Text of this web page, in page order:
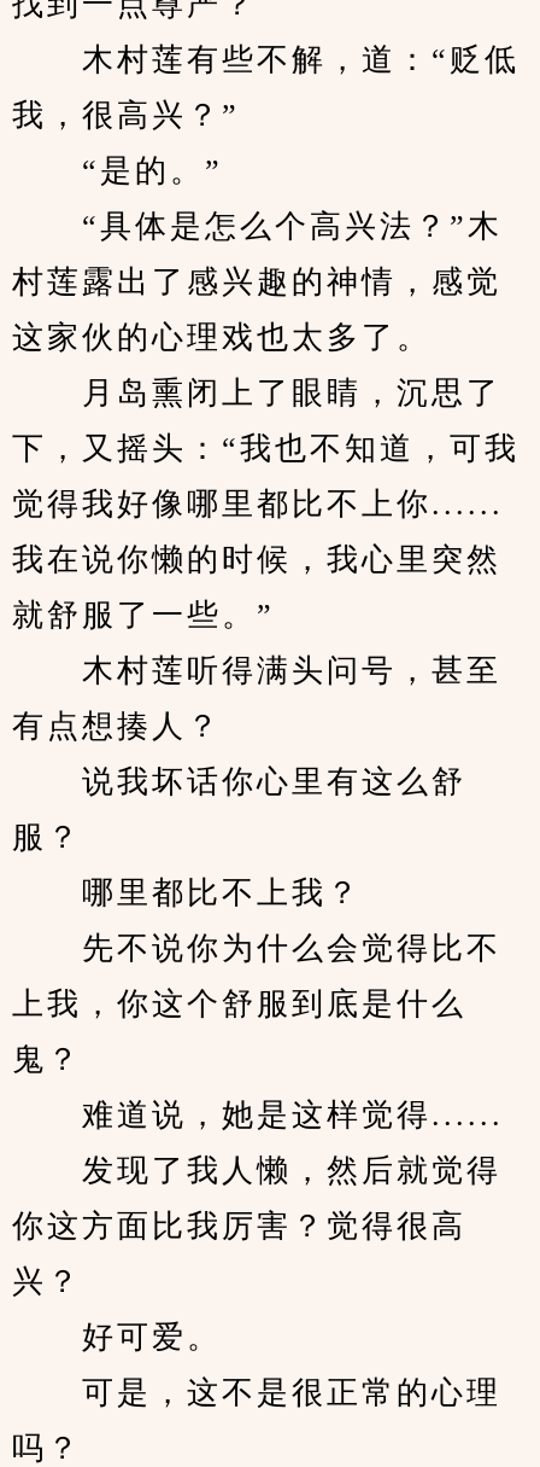
木村莲有些不解，道：“贬低
我，很高兴？”
“是的。”
“具体是怎么个高兴法？”木
村莲露出了感兴趣的神情，感觉
这家伙的心理戏也太多了。
月岛熏闭上了眼睛，沉思了
下，又摇头：“我也不知道，可我
觉得我好像哪里都比不上你......
我在说你懒的时候，我心里突然
就舒服了一些。”
木村莲听得满头问号，甚至
有点想揍人？
说我坏话你心里有这么舒
服？
哪里都比不上我？
先不说你为什么会觉得比不
上我，你这个舒服到底是什么
鬼？
难道说，她是这样觉得......
发现了我人懒，然后就觉得
你这方面比我厉害？觉得很高
兴？
好可爱。
可是，这不是很正常的心理
吗？